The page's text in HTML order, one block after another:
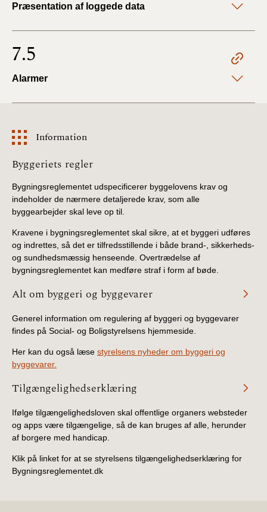
Præsentation af loggede data
7.5
Alarmer
Information
Information
Byggeriets regler
Bygningsreglementet udspecificerer byggelovens krav og
indeholder de nærmere detaljerede krav, som alle
byggearbejder skal leve op til.
Kravene i bygningsreglementet skal sikre, at et byggeri udføres
og indrettes, så det er tilfredsstillende i både brand-, sikkerheds-
og sundhedsmæssig henseende. Overtrædelse af
bygningsreglementet kan medføre straf i form af bøde.
Alt om byggeri og byggevarer
Generel information om regulering af byggeri og byggevarer
findes på Social- og Boligstyrelsens hjemmeside.
Her kan du også læse styrelsens nyheder om byggeri og
byggevarer.
Tilgængelighedserklæring
Ifølge tilgængelighedsloven skal offentlige organers websteder
og apps være tilgængelige, så de kan bruges af alle, herunder
af borgere med handicap.
Klik på linket for at se styrelsens tilgængelighedserklæring for
Bygningsreglementet.dk